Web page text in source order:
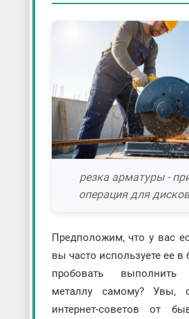
резка арматуры -
операция для
Предположим, что у вас
вы часто используете ее в
пробовать
металлу самому? Увы,
интернет-советов от